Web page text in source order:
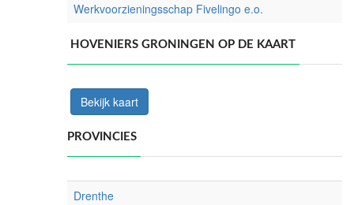
Werkvoorzieningsschap Fivelingo e.o.
HOVENIERS GRONINGEN OP DE KAART
Bekijk kaart
PROVINCIES
Drenthe